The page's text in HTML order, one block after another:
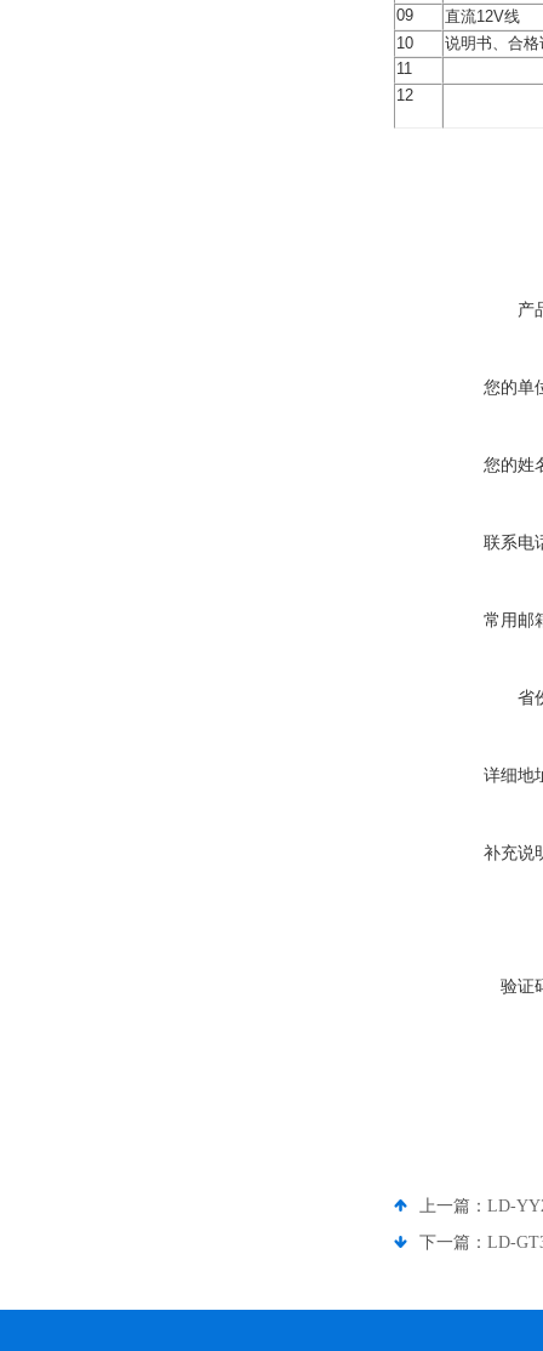
09
直流12V线
10
说明书、合
11
12
产
您的单
您的姓
联系电
常用邮
省
详细地
补充说
验证
上一篇： LD-
下一篇： LD-